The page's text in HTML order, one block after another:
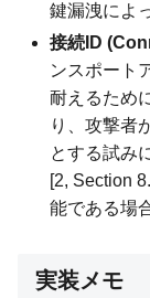
鍵漏洩によ
接続ID
ンスポート
耐えるため
り、攻撃者
とする試み
[2, Section
能である場
実装メモ